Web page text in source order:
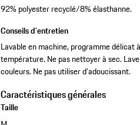
92% polyester recyclé/8% élasthanne.
Conseils d'entretien
Lavable en machine, programme délicat
température. Ne pas nettoyer à sec.
couleurs. Ne pas utiliser d’adoucissant.
Caractéristiques générales
Taille